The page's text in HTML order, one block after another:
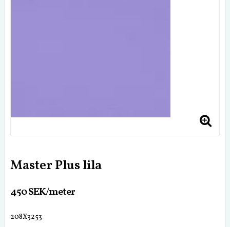
Master Plus lila
450 SEK/meter
208X3253